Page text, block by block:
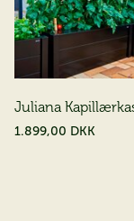
Juliana
1.899,00 DKK